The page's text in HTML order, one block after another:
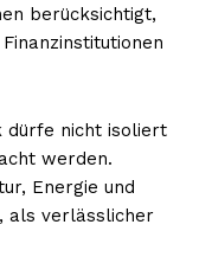
berücksichtigt,
dürfe nicht isoliert
werden.
Energie und
als verlässlicher